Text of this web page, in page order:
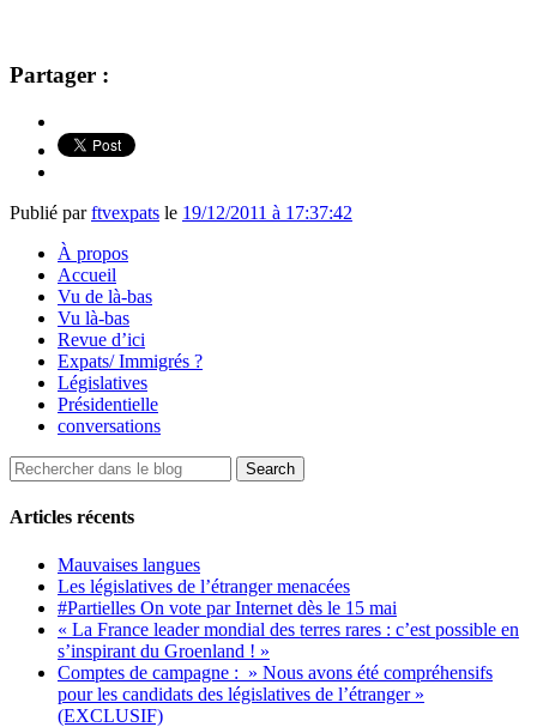
Partager :
Publié parftvexpats le 19/12/2011 à 17:37:42
À propos
Accueil
Vu de là-bas
Vu là-bas
Revue d’ici
Expats/ Immigrés ?
Législatives
Présidentielle
conversations
Articles récents
Mauvaises langues
Les législatives de l’étranger menacées
#Partielles On vote par Internet dès le 15 mai
« La France leader mondial des terres rares : c’est possible en
s’inspirant du Groenland ! »
Comptes de campagne : » Nous avons été compréhensifs
pour les candidats des législatives de l’étranger »
(EXCLUSIF)